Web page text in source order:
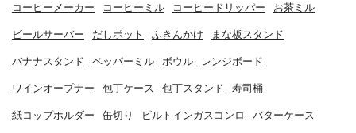
コーヒーメーカー コーヒーミル コーヒードリッパー お茶ミル
ビールサーバー だしポット ふきんかけ まな板スタンド
バナナスタンド ペッパーミル ボウル レンジボード
ワインオープナー 包丁ケース 包丁スタンド 寿司桶
紙コップホルダー 缶切り ビルトインガスコンロ バターケース